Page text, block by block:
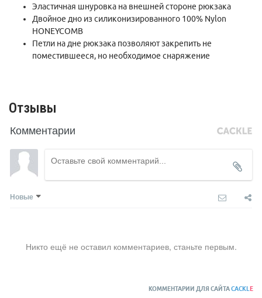
Эластичная шнуровка на внешней стороне рюкзака
Двойное дно из силиконизированного 100% Nylon
HONEYCOMB
Петли на дне рюкзака позволяют закрепить не
поместившееся, но необходимое снаряжение
Отзывы
Комментарии
Новые
Никто ещё не оставил комментариев, станьте первым.
КОММЕНТАРИИ ДЛЯ САЙТАCACKLE